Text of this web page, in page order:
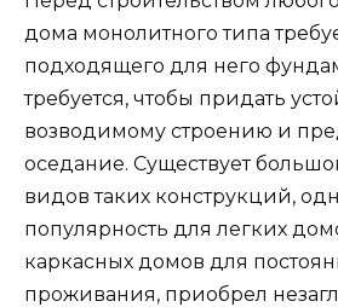
дома монолитного типа
подходящего для него
требуется, чтобы придать
возводимому строению и
оседание. Существует
видов таких конструкций,
популярность для легких
каркасных домов для
проживания, приобрел